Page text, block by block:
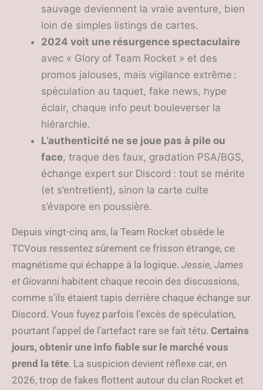
sauvage deviennent la vraie aventure, bien
loin de simples listings de cartes.
2024 voit une résurgence spectaculaire
avec « Glory of Team Rocket » et des
promos jalouses, mais vigilance extrême :
spéculation au taquet, fake news, hype
éclair, chaque info peut bouleverser la
hiérarchie.
L’authenticité ne se joue pas à pile ou
face, traque des faux, gradation PSA/BGS,
échange expert sur Discord : tout se mérite
(et s’entretient), sinon la carte culte
s’évapore en poussière.
Depuis vingt-cinq ans, la Team Rocket obsède le
TCVous ressentez sûrement ce frisson étrange, ce
magnétisme qui échappe à la logique. Jessie, James
et Giovanni habitent chaque recoin des discussions,
comme s’ils étaient tapis derrière chaque échange sur
Discord. Vous fuyez parfois l’excès de spéculation,
pourtant l’appel de l’artefact rare se fait têtu. Certains
jours, obtenir une info fiable sur le marché vous
prend la tête. La suspicion devient réflexe car, en
2026, trop de fakes flottent autour du clan Rocket et